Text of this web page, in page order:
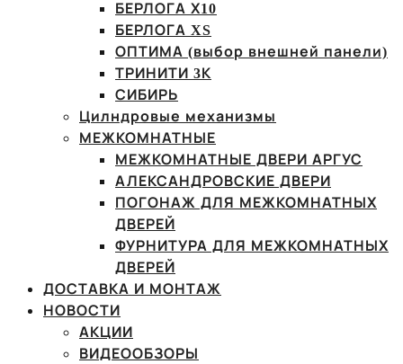
БЕРЛОГА Х10
БЕРЛОГА XS
ОПТИМА (выбор внешней панели)
ТРИНИТИ 3К
СИБИРЬ
Цилндровые механизмы
МЕЖКОМНАТНЫЕ
МЕЖКОМНАТНЫЕ ДВЕРИ АРГУС
АЛЕКСАНДРОВСКИЕ ДВЕРИ
ПОГОНАЖ ДЛЯ МЕЖКОМНАТНЫХ
ДВЕРЕЙ
ФУРНИТУРА ДЛЯ МЕЖКОМНАТНЫХ
ДВЕРЕЙ
ДОСТАВКА И МОНТАЖ
НОВОСТИ
АКЦИИ
ВИДЕООБЗОРЫ